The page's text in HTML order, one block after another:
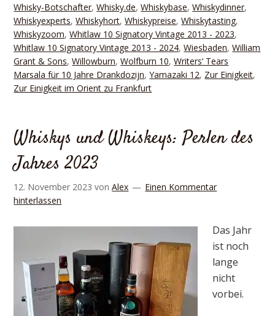
Whisky-Botschafter,Whisky.de,Whiskybase,Whiskydinner,
Whiskyexperts,Whiskyhort,Whiskypreise,Whiskytasting,
Whiskyzoom,Whitlaw 10 Signatory Vintage 2013 - 2023,
Whitlaw 10 Signatory Vintage 2013 - 2024,Wiesbaden,William
Grant & Sons,Willowburn,Wolfburn 10,Writers‘ Tears
Marsala für 10 Jahre Drankdozijn,Yamazaki 12, Zur Einigkeit,
Zur Einigkeit im Orient zu Frankfurt
Whiskys und Whiskeys: Perlen des
Jahres 2023
12. November 2023 vonAlex
Einen Kommentar
hinterlassen
Das Jahr
ist noch
lange
nicht
vorbei.